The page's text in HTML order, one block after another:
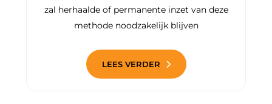
zal herhaalde of permanente inzet van deze
methode noodzakelijk blijven
LEES VERDER